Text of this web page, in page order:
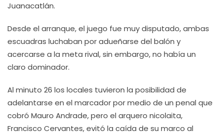
Juanacatlán.
Desde el arranque, el juego fue muy disputado, ambas
escuadras luchaban por adueñarse del balón y
acercarse a la meta rival, sin embargo, no había un
claro dominador.
Al minuto 26 los locales tuvieron la posibilidad de
adelantarse en el marcador por medio de un penal que
cobró Mauro Andrade, pero el arquero nicolaita,
Francisco Cervantes, evitó la caída de su marco al